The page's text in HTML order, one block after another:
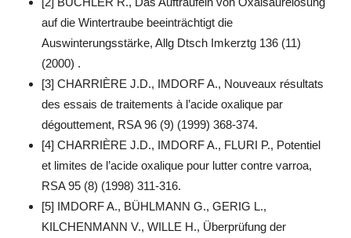
auf die Wintertraube beeinträchtigt die
Auswinterungsstärke, Allg Dtsch Imkerztg 136 (11)
(2000) .
[3] CHARRIÈRE J.D., IMDORF A., Nouveaux résultats
des essais de traitements à l’acide oxalique par
dégouttement, RSA 96 (9) (1999) 368-374.
[4] CHARRIÈRE J.D., IMDORF A., FLURI P., Potentiel
et limites de l’acide oxalique pour lutter contre varroa,
RSA 95 (8) (1998) 311-316.
[5] IMDORF A., BÜHLMANN G., GERIG L.,
KILCHENMANN V., WILLE H., Überprüfung der